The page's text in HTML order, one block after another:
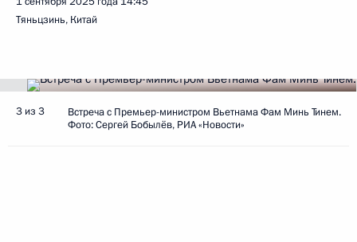
Тяньцзинь, Китай
3 из 3
Встреча с Премьер-министром Вьетнама Фам Минь Тинем.
Фото: Сергей Бобылёв, РИА «Новости»